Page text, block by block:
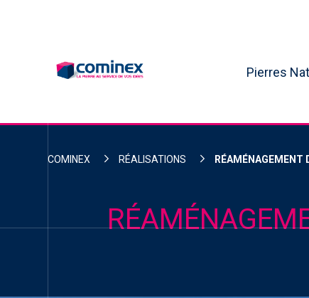
Pierres
COMINEX RÉALISATIONS RÉAMÉNAGEMENT